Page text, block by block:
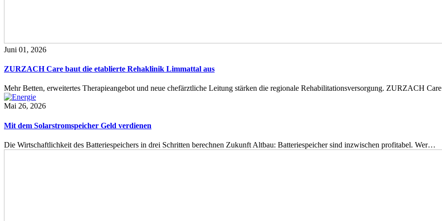
Juni 01, 2026
ZURZACH Care baut die etablierte Rehaklinik Limmattal aus
Mehr Betten, erweitertes Therapieangebot und neue chefärztliche Leitung stärken die regionale Rehabilitationsversorgung. ZURZACH
Mai 26, 2026
Mit dem Solarstromspeicher Geld verdienen
Die Wirtschaftlichkeit des Batteriespeichers in drei Schritten berechnen Zukunft Altbau: Batteriespeicher sind inzwischen profitabel. Wer…